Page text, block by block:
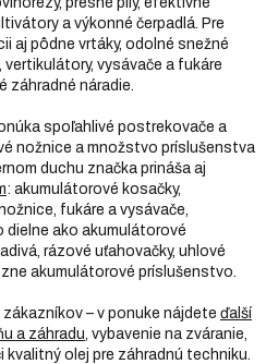
a výkonné čerpadlá. Pre
aj pôdne vrtáky, odolné snežné
vysávače a fukáre
záhradné náradie.
spoľahlivé postrekovače a
nožnice a množstvo príslušenstva
duchu značka prináša aj
: akumulátorové kosačky,
fukáre a vysávače,
dielne ako akumulátorové
rázové uťahovačky, uhlové
akumulátorové príslušenstvo.
– v ponuke nájdete ďalší
a záhradu , vybavenie na zváranie,
kvalitný olej pre záhradnú techniku.